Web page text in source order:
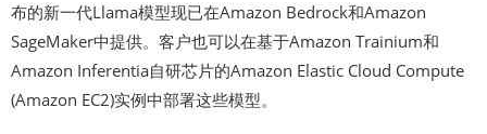
布的新一代Llama模型现已在Amazon Bedrock和Amazon
SageMaker中提供。客户也可以在基于Amazon Trainium和
Amazon Inferentia自研芯片的Amazon Elastic Cloud Compute
(Amazon EC2)实例中部署这些模型。